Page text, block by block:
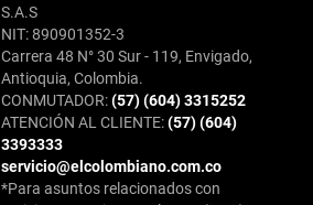
S.A.S
NIT: 890901352-3
Carrera 48 N° 30 Sur - 119, Envigado,
Antioquia, Colombia.
CONMUTADOR:(57) (604) 3315252
ATENCIÓN AL CLIENTE:(57) (604)
3393333
servicio@elcolombiano.com.co
*Para asuntos relacionados con